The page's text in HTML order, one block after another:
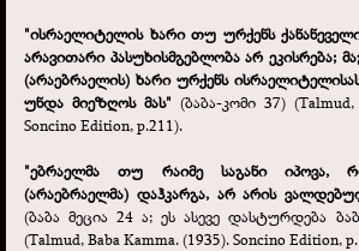
"ისრაელიტელის ხარი თუ ურქენს
არავითარი პასუხისმგებლობა არ ეკისრება;
(არაებრაელის) ხარი ურქენს
უნდა მიეზღოს მას" (ბაბა-კომი 37)
Soncino Edition, p.211).
"ებრაელმა თუ რაიმე საგანი იპოვა,
(არაებრაელმა) დაჰკარგა, არ არის
(ბაბა მეცია 24 ა; ეს ასევე დასტურდება
(Talmud, Baba Kamma. (1935). Soncino Edition,